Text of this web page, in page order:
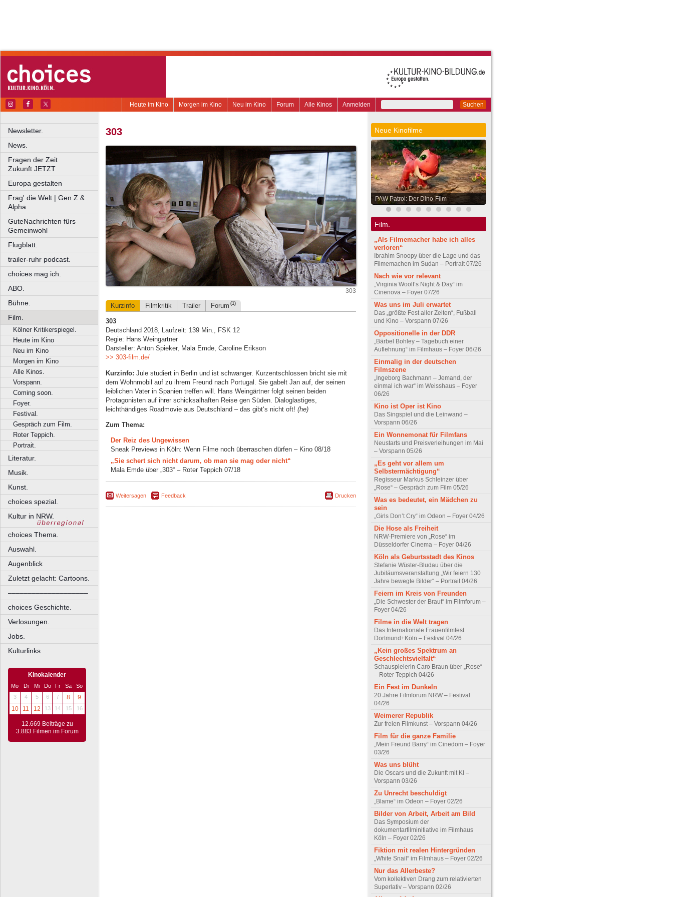
Suchen
Anmelden
Alle Kinos
Forum
Neu im Kino
Morgen im Kino
Heute im Kino
Newsletter.
News.
Fragen der Zeit
Zukunft JETZT
Europa gestalten
Frag' die Welt | Gen Z &
Alpha
GuteNachrichten fürs
Gemeinwohl
Flugblatt.
trailer-ruhr podcast.
choices mag ich.
ABO.
Bühne.
Film.
Kölner Kritikerspiegel.
Heute im Kino
Neu im Kino
Morgen im Kino
Alle Kinos.
Vorspann.
Coming soon.
Foyer.
Festival.
Gespräch zum Film.
Roter Teppich.
Portrait.
Literatur.
Musik.
Kunst.
choices spezial.
Kultur in NRW.
choices Thema.
Auswahl.
Augenblick
Zuletzt gelacht: Cartoons.
––––––––––––––––––––
choices Geschichte.
Verlosungen.
Jobs.
Kulturlinks
Kinokalender
Mo Di Mi Do Fr Sa
So
3
4 5 6 7 8
9
10
11 12 13 14 15 16
12.669 Beiträge zu
3.883 Filmen im Forum
303
303
Kurzinfo Filmkritik Trailer Forum (1)
303
Deutschland 2018, Laufzeit: 139 Min., FSK 12
Regie: Hans Weingartner
Darsteller: Anton Spieker, Mala Emde, Caroline Erikson
>> 303-film.de/
Kurzinfo: Jule studiert in Berlin und ist schwanger. Kurzentschlossen bricht sie mit
dem Wohnmobil auf zu ihrem Freund nach Portugal. Sie gabelt Jan auf, der seinen
leiblichen Vater in Spanien treffen will. Hans Weingärtner folgt seinen beiden
Protagonisten auf ihrer schicksalhaften Reise gen Süden. Dialoglastiges,
leichthändiges Roadmovie aus Deutschland – das gibt‘s nicht oft! (he)
Zum Thema:
Der Reiz des Ungewissen
Sneak Previews in Köln: Wenn Filme noch überraschen dürfen – Kino 08/18
„Sie schert sich nicht darum, ob man sie mag oder nicht“
Mala Emde über „303“ – Roter Teppich 07/18
Weitersagen Feedback Drucken
Neue Kinofilme
PAW Patrol: Der Dino-Film
Film.
„Als Filmemacher habe ich alles
verloren“
Ibrahim Snoopy über die Lage und das
Filmemachen im Sudan – Portrait 07/26
Nach wie vor relevant
„Virginia Woolf’s Night & Day“ im
Cinenova – Foyer 07/26
Was uns im Juli erwartet
Das „größte Fest aller Zeiten“, Fußball
und Kino – Vorspann 07/26
Oppositionelle in der DDR
„Bärbel Bohley – Tagebuch einer
Auflehnung“ im Filmhaus – Foyer 06/26
Einmalig in der deutschen
Filmszene
„Ingeborg Bachmann – Jemand, der
einmal ich war“ im Weisshaus – Foyer
06/26
Kino ist Oper ist Kino
Das Singspiel und die Leinwand –
Vorspann 06/26
Ein Wonnemonat für Filmfans
Neustarts und Preisverleihungen im Mai
– Vorspann 05/26
„Es geht vor allem um
Selbstermächtigung“
Regisseur Markus Schleinzer über
„Rose“ – Gespräch zum Film 05/26
Was es bedeutet, ein Mädchen zu
sein
„Girls Don’t Cry“ im Odeon – Foyer 04/26
Die Hose als Freiheit
NRW-Premiere von „Rose“ im
Düsseldorfer Cinema – Foyer 04/26
Köln als Geburtsstadt des Kinos
Stefanie Wüster-Bludau über die
Jubiläumsveranstaltung „Wir feiern 130
Jahre bewegte Bilder“ – Portrait 04/26
Feiern im Kreis von Freunden
„Die Schwester der Braut“ im Filmforum –
Foyer 04/26
Filme in die Welt tragen
Das Internationale Frauenfilmfest
Dortmund+Köln – Festival 04/26
„Kein großes Spektrum an
Geschlechtsvielfalt“
Schauspielerin Caro Braun über „Rose“
– Roter Teppich 04/26
Ein Fest im Dunkeln
20 Jahre Filmforum NRW – Festival
04/26
Weimerer Republik
Zur freien Filmkunst – Vorspann 04/26
Film für die ganze Familie
„Mein Freund Barry“ im Cinedom – Foyer
03/26
Was uns blüht
Die Oscars und die Zukunft mit KI –
Vorspann 03/26
Zu Unrecht beschuldigt
„Blame“ im Odeon – Foyer 02/26
Bilder von Arbeit, Arbeit am Bild
Das Symposium der
dokumentarfilminitiative im Filmhaus
Köln – Foyer 02/26
Fiktion mit realen Hintergründen
„White Snail“ im Filmhaus – Foyer 02/26
Nur das Allerbeste?
Vom kollektiven Drang zum relativierten
Superlativ – Vorspann 02/26